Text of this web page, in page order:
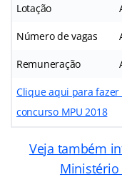
Lotação
Número de vagas
Remuneração
Clique aqui para
concurso MPU 2018
Veja também
Ministério